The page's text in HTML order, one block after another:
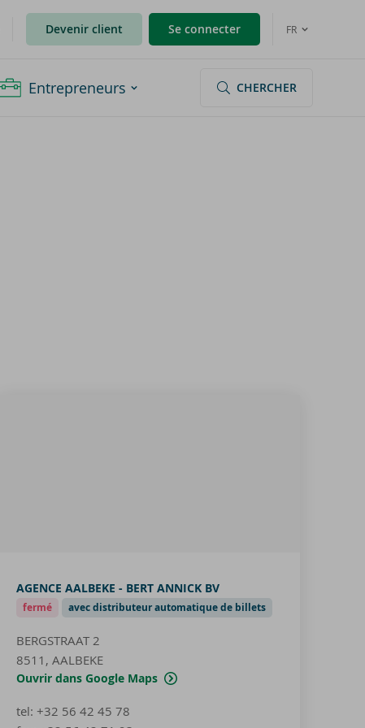
Devenir client Se connecter FR
Entrepreneurs CHERCHER
AGENCE AALBEKE - BERT ANNICK BV
fermé avec distributeur automatique de billets
BERGSTRAAT 2
8511, AALBEKE
Ouvrir dans Google Maps
tel: +32 56 42 45 78